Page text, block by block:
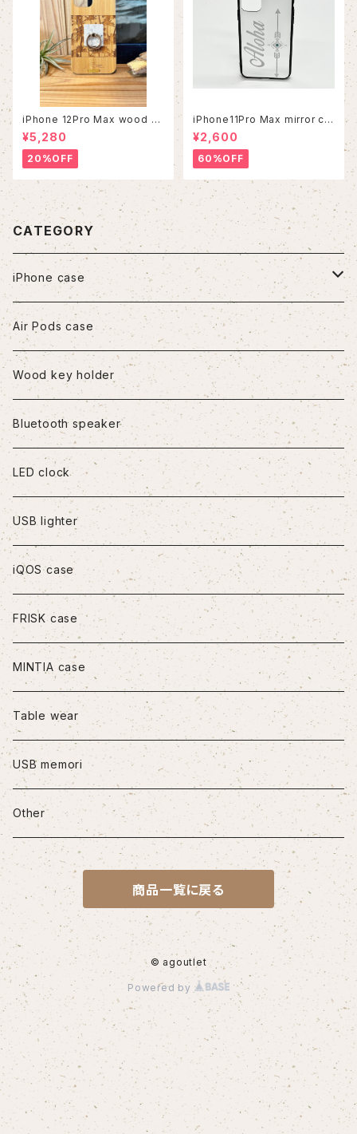
iPhone 12Pro Max wood ca
se
¥5,280
20%OFF
iPhone11Pro Max mirror ca
se
¥2,600
60%OFF
CATEGORY
iPhone case
iPhone7/8/SE2
iPhone8Plus
iPhoneX/XS
iPhoneXR
iPhoneXS Max
iPhone11
iPhone11Pro
iPhone11Pro Max
iPhone12/12Pro
iPhone12mini
iPhone12Pro Max
iPhone13
iPhone13Pro
iPhone13Pro Max
iPhone14
iPhone14Pro
iPhone14Plus
Air Pods case
Wood key holder
Bluetooth speaker
LED clock
USB lighter
iQOS case
FRISK case
MINTIA case
Table wear
USB memori
Other
商品一覧に戻る
© agoutlet
Powered by